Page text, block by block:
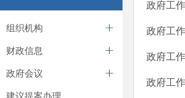
组织机构
财政信息
政府会议
建议提案办理
政府工
政府工
政府工
政府工